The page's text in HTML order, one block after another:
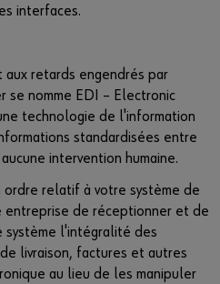
interfaces.
aux retards engendrés par
se nomme EDI – Electronic
technologie de l'information
standardisées entre
intervention humaine.
ordre relatif à votre système de
de réceptionner et de
système l'intégralité des
livraison, factures et autres
au lieu de les manipuler